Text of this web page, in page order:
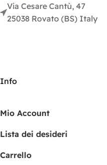
Via Cesare Cantù, 47
25038 Rovato (BS) Italy
Info
Mio Account
Lista dei desideri
Carrello